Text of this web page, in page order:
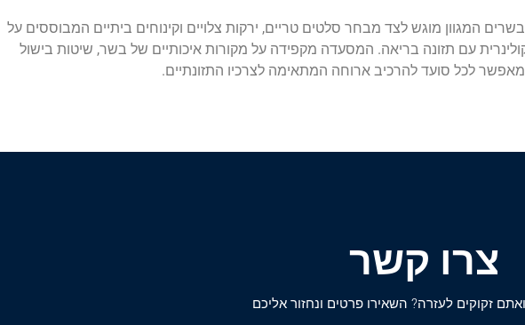
המגוון מוגש לצד מבחר סלטים טריים, ירקות צלויים וקינוחים ביתיים המבוססים על
עם תזונה בריאה. המסעדה מקפידה על מקורות איכותיים של בשר, שיטות בישול
לכל סועד להרכיב ארוחה המתאימה לצרכיו התזונתיים.
צרו קשר
זקוקים לעזרה? השאירו פרטים ונחזור אליכם